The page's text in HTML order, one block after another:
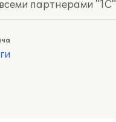
партнерами "1С"